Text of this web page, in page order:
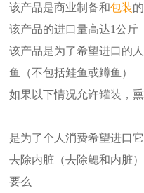
该产品是商业制备和包装的
该产品的进口量高达1公斤
该产品是为了希望进口的人
鱼（不包括鲑鱼或鳟鱼）
如果以下情况允许罐装，
是为了个人消费希望进口它
去除内脏（去除鳃和内脏
要么